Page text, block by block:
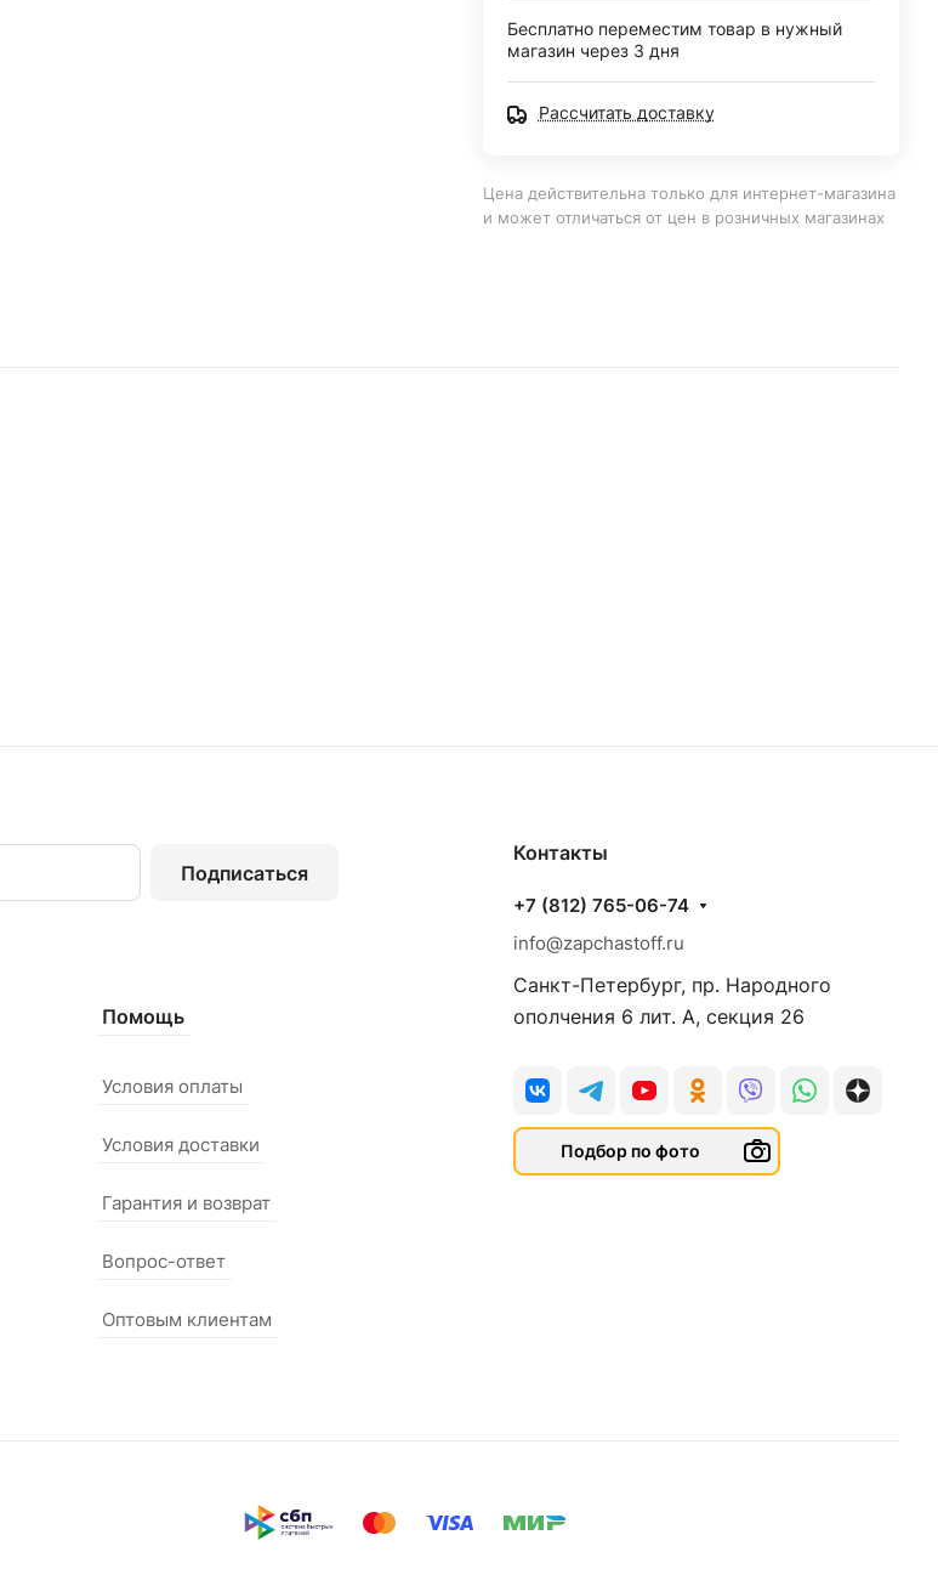
Бесплатно переместим товар в нужный
магазин через 3 дня
Рассчитать доставку
Цена действительна только для интернет-магазина
и может отличаться от цен в розничных магазинах
Подписаться
Помощь
Условия оплаты
Условия доставки
Гарантия и возврат
Вопрос-ответ
Оптовым клиентам
Контакты
+7 (812) 765-06-74
info@zapchastoff.ru
Санкт-Петербург, пр. Народного
ополчения 6 лит. А, секция 26
Подбор по фото